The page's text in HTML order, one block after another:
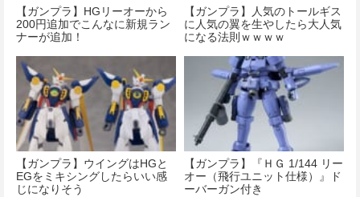
【ガンプラ】HGリーオーから
200円追加でこんなに新規ラン
ナーが追加！
【ガンプラ】人気のトールギス
に人気の翼を生やしたら大人気
になる法則ｗｗｗｗ
【ガンプラ】ウイングはHGと
EGをミキシングしたらいい感
じになりそう
【ガンプラ】『ＨＧ 1/144 リー
オー（飛行ユニット仕様）』ド
ーバーガン付き